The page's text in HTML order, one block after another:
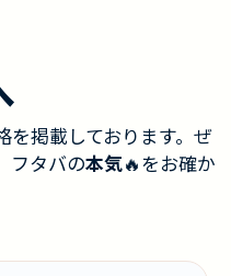
を掲載しております。ぜ
フタバの本気🔥をお確か